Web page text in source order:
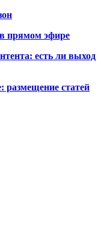
прямом эфире
есть ли выход
размещение статей